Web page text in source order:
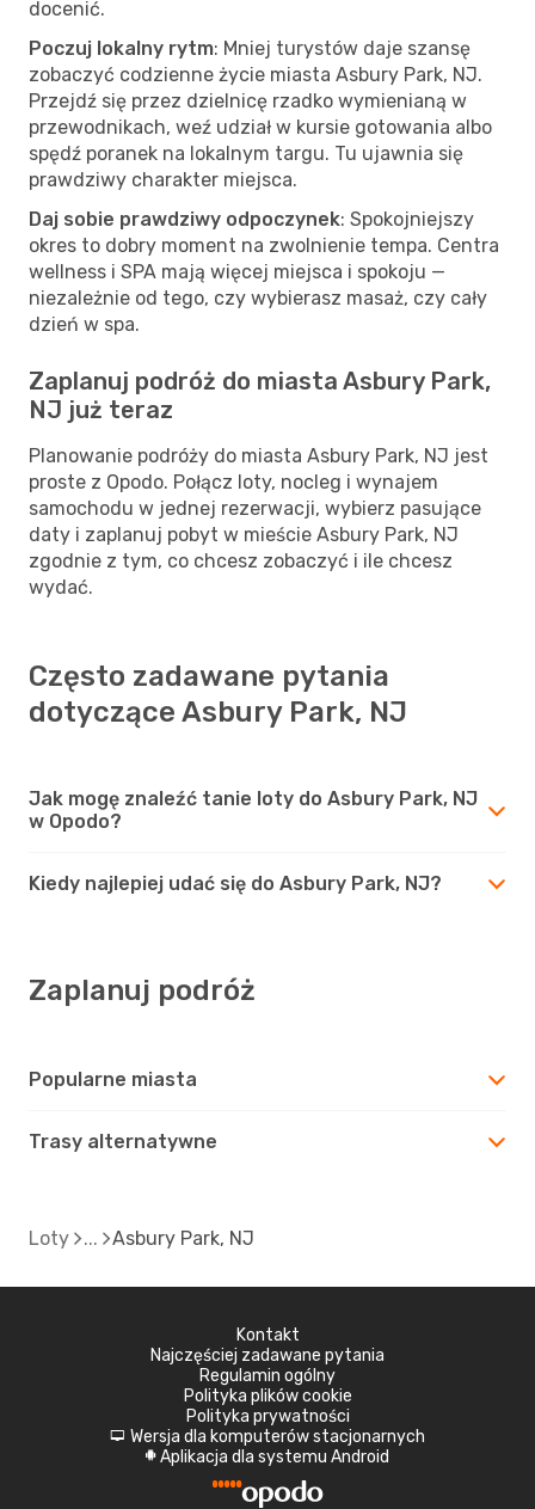
docenić.
Poczuj lokalny rytm: Mniej turystów daje szansę
zobaczyć codzienne życie miasta Asbury Park, NJ.
Przejdź się przez dzielnicę rzadko wymienianą w
przewodnikach, weź udział w kursie gotowania albo
spędź poranek na lokalnym targu. Tu ujawnia się
prawdziwy charakter miejsca.
Daj sobie prawdziwy odpoczynek: Spokojniejszy
okres to dobry moment na zwolnienie tempa. Centra
wellness i SPA mają więcej miejsca i spokoju —
niezależnie od tego, czy wybierasz masaż, czy cały
dzień w spa.
Zaplanuj podróż do miasta Asbury Park,
NJ już teraz
Planowanie podróży do miasta Asbury Park, NJ jest
proste z Opodo. Połącz loty, nocleg i wynajem
samochodu w jednej rezerwacji, wybierz pasujące
daty i zaplanuj pobyt w mieście Asbury Park, NJ
zgodnie z tym, co chcesz zobaczyć i ile chcesz
wydać.
Często zadawane pytania
dotyczące Asbury Park, NJ
Jak mogę znaleźć tanie loty do Asbury Park, NJ
w Opodo?
Kiedy najlepiej udać się do Asbury Park, NJ?
Zaplanuj podróż
Popularne miasta
Trasy alternatywne
Loty Asbury Park, NJ
Kontakt
Najczęściej zadawane pytania
Regulamin ogólny
Polityka plików cookie
Polityka prywatności
d Wersja dla komputerów stacjonarnych
A Aplikacja dla systemu Android